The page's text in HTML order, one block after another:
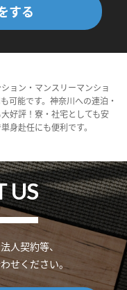
する
ョン・マンスリーマンショ
可能です。神奈川への連泊・
好評！寮・社宅としても安
身赴任にも便利です。
US
人契約等、
せください。